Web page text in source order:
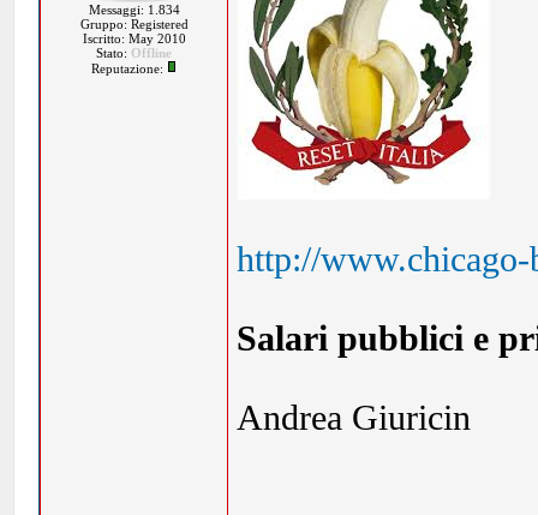
Messaggi: 1.834
Gruppo: Registered
Iscritto: May 2010
Stato: Offline
Reputazione:
http://
Salari pubblici e
Andrea Giuricin